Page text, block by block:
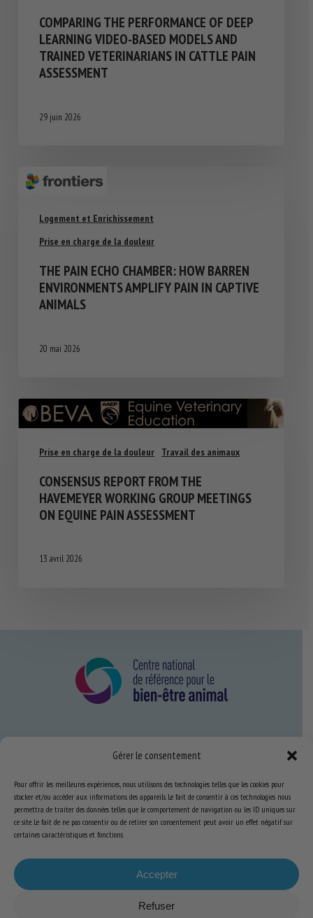
Gérer le consentement
Pour offrir les meilleures expériences, nous utilisons des technologies telles que les cookies pour
stocker et/ou accéder aux informations des appareils. Le fait de consentir à ces technologies nous
permettra de traiter des données telles que le comportement de navigation ou les ID uniques sur
ce site. Le fait de ne pas consentir ou de retirer son consentement peut avoir un effet négatif sur
certaines caractéristiques et fonctions.
Accepter
Refuser
COMPARING THE PERFORMANCE OF DEEP
LEARNING VIDEO-BASED MODELS AND
TRAINED VETERINARIANS IN CATTLE PAIN
ASSESSMENT
29 juin 2026
Logement et Enrichissement
Prise en charge de la douleur
THE PAIN ECHO CHAMBER: HOW BARREN
ENVIRONMENTS AMPLIFY PAIN IN CAPTIVE
ANIMALS
20 mai 2026
Prise en charge de la douleur Travail des animaux
CONSENSUS REPORT FROM THE
HAVEMEYER WORKING GROUP MEETINGS
ON EQUINE PAIN ASSESSMENT
13 avril 2026
Expertise
S’informer sur le BEA
Se former au BEA
Ressources